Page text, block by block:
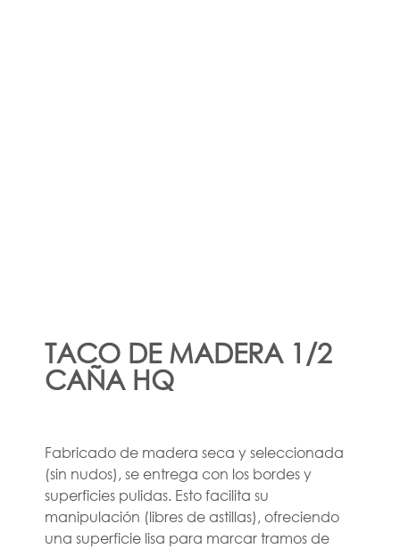
TACO DE MADERA 1/2
CAÑA HQ
Fabricado de madera seca y seleccionada
(sin nudos), se entrega con los bordes y
superficies pulidas. Esto facilita su
manipulación (libres de astillas), ofreciendo
una superficie lisa para marcar tramos de